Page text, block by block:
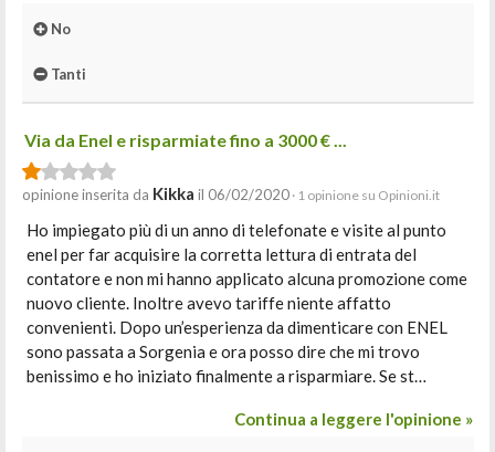
No
Tanti
Via da Enel e risparmiate fino a 3000 € ...
opinione inserita da Kikka il 06/02/2020 · 1 opinione su Opinioni.it
Ho impiegato più di un anno di telefonate e visite al punto
enel per far acquisire la corretta lettura di entrata del
contatore e non mi hanno applicato alcuna promozione come
nuovo cliente. Inoltre avevo tariffe niente affatto
convenienti. Dopo un’esperienza da dimenticare con ENEL
sono passata a Sorgenia e ora posso dire che mi trovo
benissimo e ho iniziato finalmente a risparmiare. Se st…
Continua a leggere l'opinione »